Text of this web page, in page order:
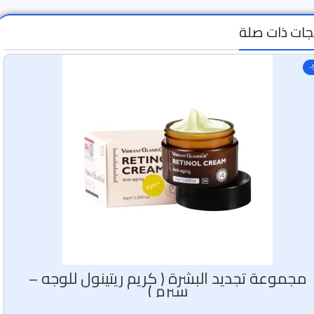
ذات صلة
-
مجموعة تجديد البشرة ( كريم ريتينول للوجه –
سيرم )